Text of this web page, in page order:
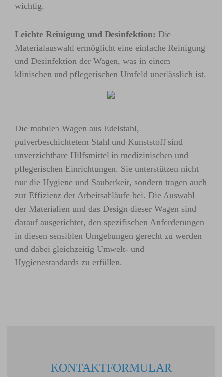
wichtig.
Leichte Reinigung und Desinfektion: Die
Materialauswahl ermöglicht eine einfache Reinigung
und Desinfektion der Wagen, was in einem
klinischen und pflegerischen Umfeld unerlässlich ist.
Die mobilen Wagen aus Edelstahl,
pulverbeschichtetem Stahl und Kunststoff sind
unverzichtbare Hilfsmittel in medizinischen und
pflegerischen Einrichtungen. Sie unterstützen nicht
nur die Hygiene und Sauberkeit, sondern tragen auch
zur Effizienz der Arbeitsabläufe bei. Die Auswahl
der Materialien und das Design dieser Wagen sind
darauf ausgerichtet, den spezifischen Anforderungen
in diesen sensiblen Umgebungen gerecht zu werden
und dabei gleichzeitig Umwelt- und
Hygienestandards zu erfüllen.
KONTAKTFORMULAR